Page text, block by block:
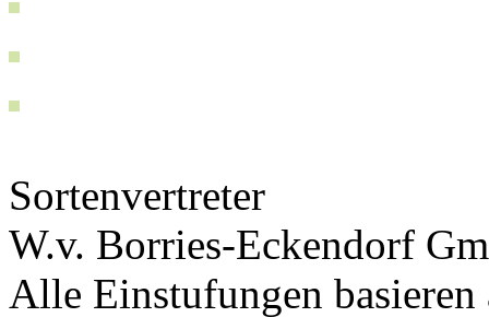
Sortenvertreter
W.v. Borries-Eckendorf
Alle Einstufungen basieren